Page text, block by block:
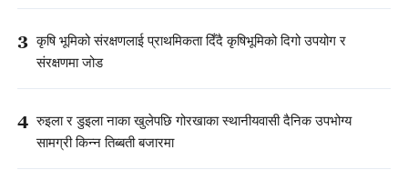
3 कृषि भूमिको संरक्षणलाई प्राथमिकता दिँदै कृषिभूमिको दिगो उपयोग र
संरक्षणमा जोड
4 रुइला र डुइला नाका खुलेपछि गोरखाका स्थानीयवासी दैनिक उपभोग्य
सामग्री किन्न तिब्बती बजारमा